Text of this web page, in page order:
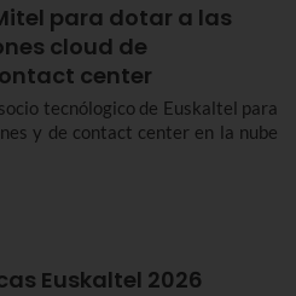
para dotar a las
cloud de
center
tecnólogico de Euskaltel para
y de contact center en la nube
Euskaltel 2026